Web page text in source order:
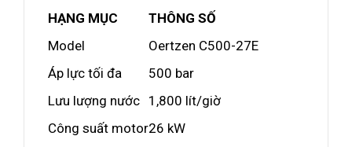
HẠNG MỤC
THÔNG SỐ
Model
Oertzen C500-27E
Áp lực tối đa
500 bar
Lưu lượng nước 1,800 lít/giờ
Công suất motor26 kW